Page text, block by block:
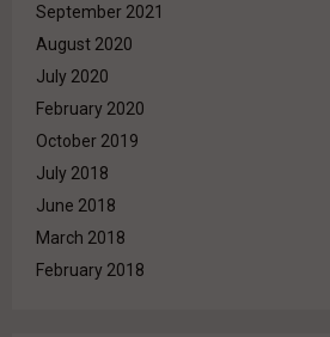
September 2021
August 2020
July 2020
February 2020
October 2019
July 2018
June 2018
March 2018
February 2018